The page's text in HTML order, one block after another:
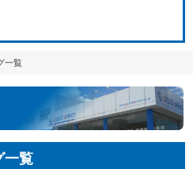
一覧
一覧